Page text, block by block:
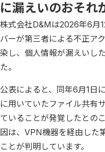
に漏えいのおそれ
株式会社D&Mは2026年6月
バーが第三者による不正ア
染し、個人情報が漏えいし
た。
公表によると、同年6月1日
に用いていたファイル共有
ていることが発覚したとの
因は、VPN機器を経由した
ことが判明しています。